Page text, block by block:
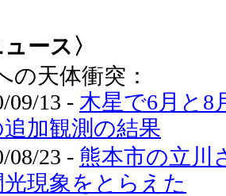
ース〉
の天体衝突：
09/13 - 木星で6月と8
加観測の結果
08/23 - 熊本市の立川
現象をとらえた